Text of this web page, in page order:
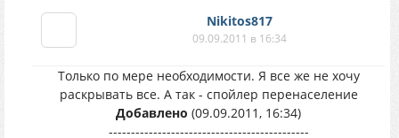
Nikitos817
09.09.2011 в 16:34
Только по мере необходимости. Я все же не хочу
раскрывать все. А так - спойлер перенаселение
Добавлено (09.09.2011, 16:34)
---------------------------------------------